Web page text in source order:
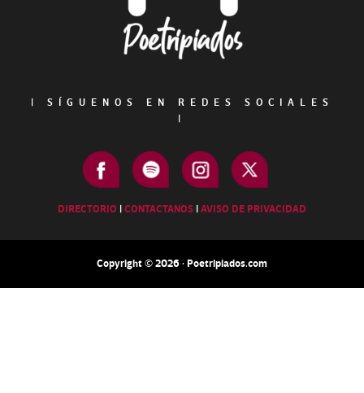
|
SÍGUENOS EN REDES SOCIALES
|
DIRECTORIO |CONTACTANOS |AVISO DE PRIVACIDAD
Copyright © 2026 · Poetripiados.com